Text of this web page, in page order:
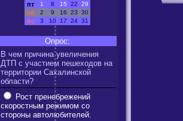
пт 1 8 15 22 29
сб 2 9 16 23 30
вс 3 10 17 24 31
Опрос:
В чем причина увеличения
ДТП с участием пешеходов на
территории Сахалинской
области?
Рост пренебрежений
скоростным режимом со
стороны автолюбителей.